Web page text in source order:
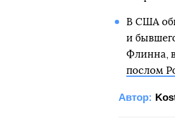
В США
и
Флинна,
послом
Автор: